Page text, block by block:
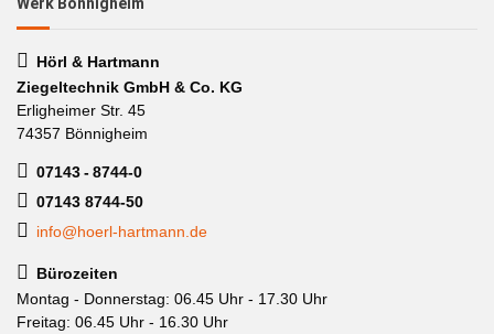
Hörl & Hartmann
Ziegeltechnik GmbH & Co. KG
Erligheimer Str. 45
74357 Bönnigheim
07143 - 8744-0
07143 8744-50
info@hoerl-hartmann.de
Bürozeiten
Montag - Donnerstag: 06.45 Uhr - 17.30 Uhr
Freitag: 06.45 Uhr - 16.30 Uhr